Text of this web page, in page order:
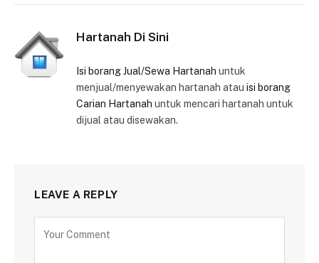
Hartanah Di Sini
Isi borang Jual/Sewa Hartanah untuk
menjual/menyewakan hartanah atau isi borang
Carian Hartanah untuk mencari hartanah untuk
dijual atau disewakan.
LEAVE A REPLY